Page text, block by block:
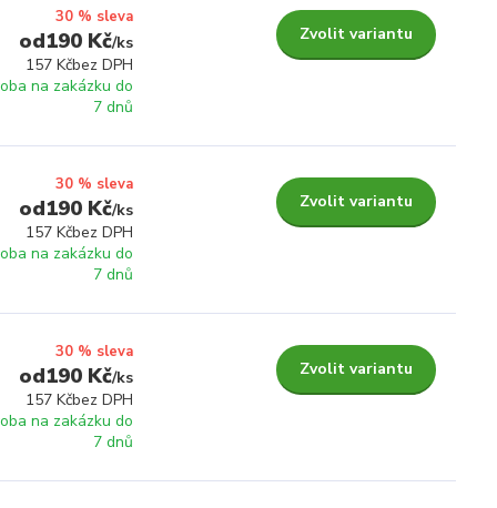
30 % sleva
190 Kč/ks
157 Kčbez DPH
na zakázku do
7 dnů
Zvolit variantu
30 % sleva
190 Kč/ks
157 Kčbez DPH
na zakázku do
7 dnů
Zvolit variantu
30 % sleva
190 Kč/ks
157 Kčbez DPH
na zakázku do
7 dnů
Zvolit variantu